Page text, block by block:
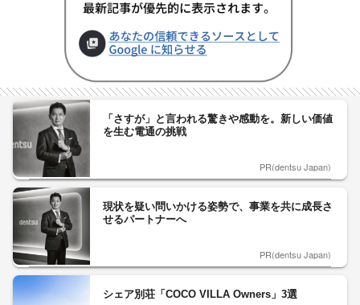
「さすが」と言われる驚きや感動を。新しい価値
を生む電通の挑戦
PR(dentsu Japan)
現状を疑い問いかける姿勢で、事業を共に成長さ
せるパートナーへ
PR(dentsu Japan)
シェア別荘「COCO VILLA Owners」3選